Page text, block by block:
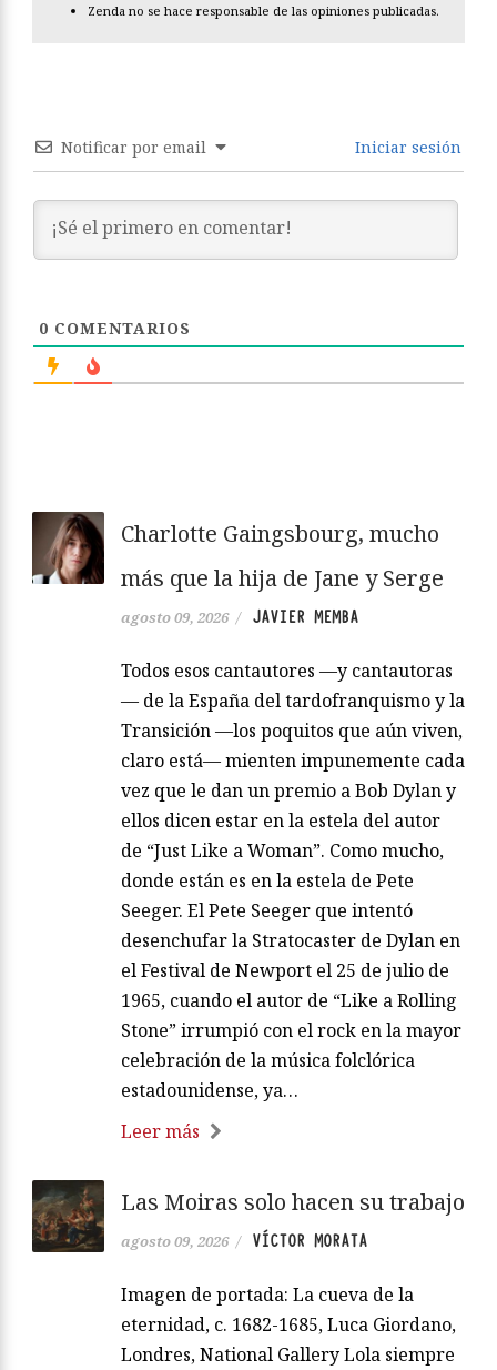
Zenda no se hace responsable de las opiniones publicadas.
Notificar por email Iniciar sesión
0 COMENTARIOS
Charlotte Gaingsbourg, mucho
más que la hija de Jane y Serge
agosto 09, 2026 / JAVIER MEMBA
Todos esos cantautores —y cantautoras
— de la España del tardofranquismo y la
Transición —los poquitos que aún viven,
claro está— mienten impunemente cada
vez que le dan un premio a Bob Dylan y
ellos dicen estar en la estela del autor
de “Just Like a Woman”. Como mucho,
donde están es en la estela de Pete
Seeger. El Pete Seeger que intentó
desenchufar la Stratocaster de Dylan en
el Festival de Newport el 25 de julio de
1965, cuando el autor de “Like a Rolling
Stone” irrumpió con el rock en la mayor
celebración de la música folclórica
estadounidense, ya…
Leer más
Las Moiras solo hacen su trabajo
agosto 09, 2026 / VÍCTOR MORATA
Imagen de portada: La cueva de la
eternidad, c. 1682-1685, Luca Giordano,
Londres, National Gallery Lola siempre